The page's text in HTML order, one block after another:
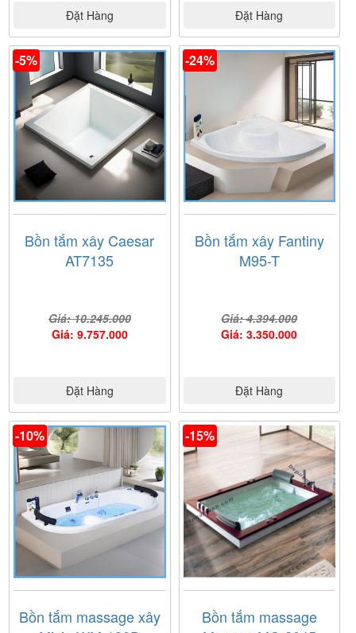
Đặt Hàng Đặt Hàng
-5%
Bồn tắm xây Caesar
AT7135
Giá: 10.245.000
Giá: 9.757.000
Đặt Hàng
-24%
Bồn tắm xây Fantiny
M95-T
Giá: 4.394.000
Giá: 3.350.000
Đặt Hàng
-10%
Bồn tắm massage xây
-15%
Bồn tắm massage